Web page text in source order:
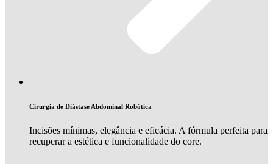
Cirurgia de Diástase Abdominal Robótica
Incisões mínimas, elegância e eficácia. A fórmula perfeita para
recuperar a estética e funcionalidade do core.